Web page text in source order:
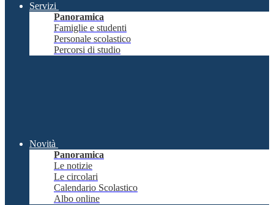
Servizi
Panoramica
Famiglie e studenti
Personale scolastico
Percorsi di studio
Novità
Panoramica
Le notizie
Le circolari
Calendario Scolastico
Albo online